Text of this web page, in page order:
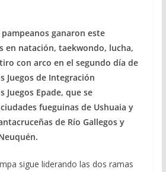
ganaron este
en natación, taekwondo, lucha,
con arco en el segundo día de
Juegos de Integración
Juegos Epade, que se
fueguinas de Ushuaia y
de Río Gallegos y
sigue liderando las dos ramas